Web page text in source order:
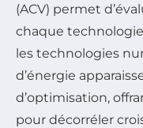
(ACV) permet
chaque
les technologies
d’énergie
d’optimisation,
pour décorréler